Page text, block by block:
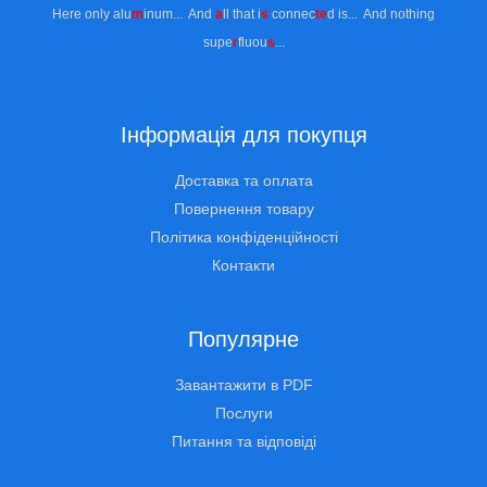
Here only aluminum... And a ll that is connected is... And nothing
superfluous...
Інформація для покупця
Доставка та оплата
Повернення товару
Політика конфіденційності
Контакти
Популярне
Завантажити в PDF
Послуги
Питання та відповіді